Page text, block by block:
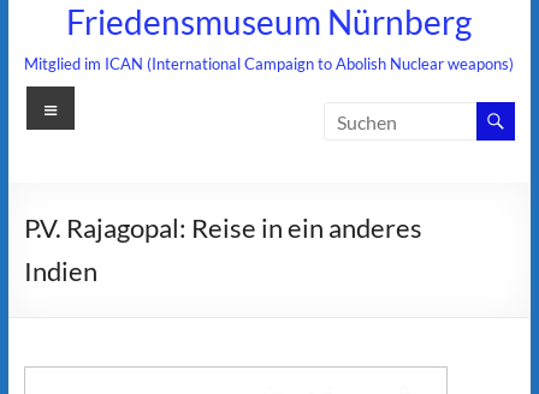
Friedensmuseum Nürnberg
Mitglied im ICAN (International Campaign to Abolish Nuclear weapons)
Menü
P.V. Rajagopal: Reise in ein anderes
Indien